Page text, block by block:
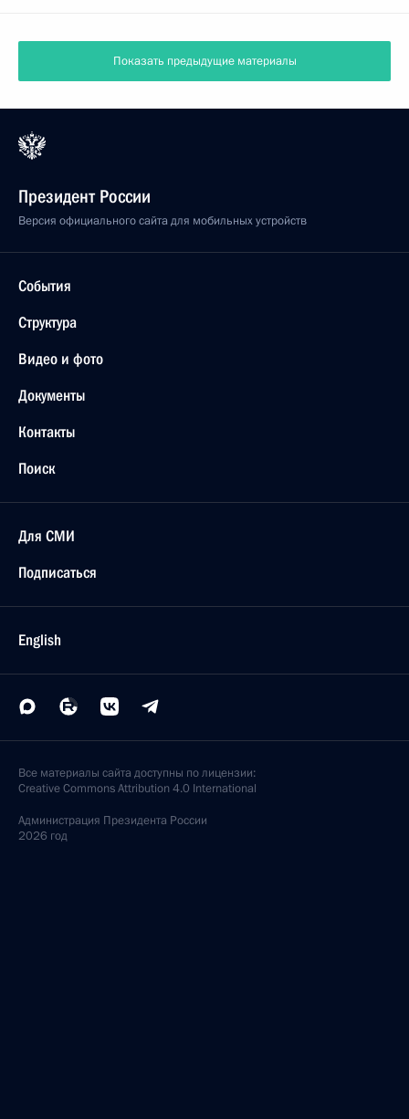
Показать предыдущие материалы
Президент России
Версия официального сайта для мобильных устройств
События
Структура
Видео и фото
Документы
Контакты
Поиск
Для СМИ
Подписаться
English
Все материалы сайта доступны по лицензии:
Creative Commons Attribution 4.0 International
Администрация Президента России
2026 год